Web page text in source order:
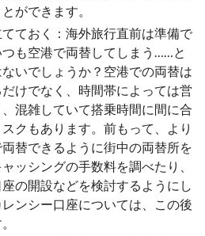
ができます。
ておく：海外旅行直前は準備で
も空港で両替してしまう……と
いでしょうか？空港での両替は
けでなく、時間帯によっては営
混雑していて搭乗時間に間に合
クもあります。前もって、より
替できるように街中の両替所を
ッシングの手数料を調べたり、
の開設などを検討するようにし
ンシー口座については、この後